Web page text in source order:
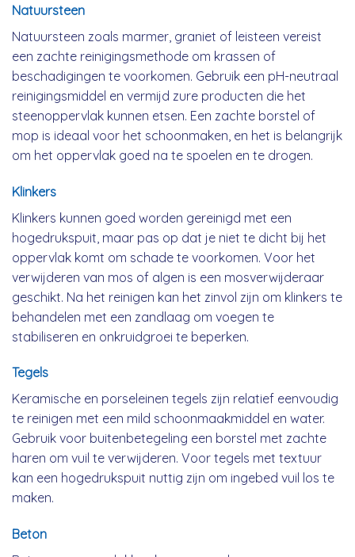
Natuursteen
Natuursteen zoals marmer, graniet of leisteen vereist
een zachte reinigingsmethode om krassen of
beschadigingen te voorkomen. Gebruik een pH-neutraal
reinigingsmiddel en vermijd zure producten die het
steenoppervlak kunnen etsen. Een zachte borstel of
mop is ideaal voor het schoonmaken, en het is belangrijk
om het oppervlak goed na te spoelen en te drogen.
Klinkers
Klinkers kunnen goed worden gereinigd met een
hogedrukspuit, maar pas op dat je niet te dicht bij het
oppervlak komt om schade te voorkomen. Voor het
verwijderen van mos of algen is een mosverwijderaar
geschikt. Na het reinigen kan het zinvol zijn om klinkers te
behandelen met een zandlaag om voegen te
stabiliseren en onkruidgroei te beperken.
Tegels
Keramische en porseleinen tegels zijn relatief eenvoudig
te reinigen met een mild schoonmaakmiddel en water.
Gebruik voor buitenbetegeling een borstel met zachte
haren om vuil te verwijderen. Voor tegels met textuur
kan een hogedrukspuit nuttig zijn om ingebed vuil los te
maken.
Beton